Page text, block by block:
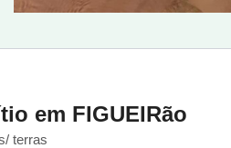
em FIGUEIRão
terras